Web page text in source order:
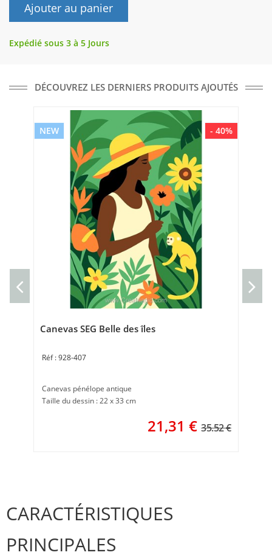
Ajouter au panier
Expédié sous 3 à 5 Jours
DÉCOUVREZ LES DERNIERS PRODUITS AJOUTÉS
- 40%
NEW
Canevas SEG Belle des îles
928-407
Canevas pénélope antique
Taille du dessin : 22 x 33 cm
21,31 € 35.52 €
CARACTÉRISTIQUES
PRINCIPALES